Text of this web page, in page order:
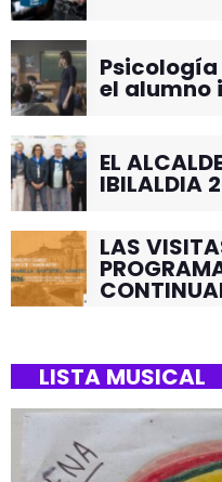
el alumno
EL
IBILALDIA
LAS
LISTA MUSICAL